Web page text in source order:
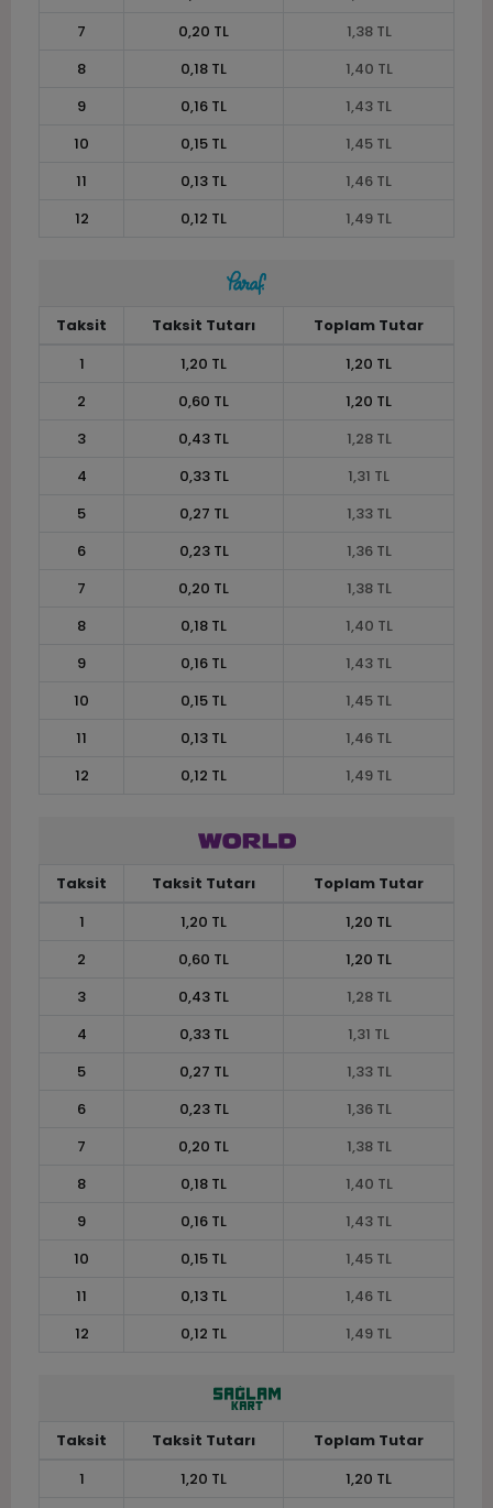
7
0,20 TL
1,38 TL
8
0,18 TL
1,40 TL
9
0,16 TL
1,43 TL
10
0,15 TL
1,45 TL
11
0,13 TL
1,46 TL
12
0,12 TL 1,49 TL
Taksit Taksit Tutarı
Toplam Tutar
1
1,20 TL
1,20 TL
2
0,60 TL
1,20 TL
3
0,43 TL
1,28 TL
4
0,33 TL
1,31 TL
5
0,27 TL
1,33 TL
6
0,23 TL
1,36 TL
7
0,20 TL
1,38 TL
8
0,18 TL
1,40 TL
9
0,16 TL
1,43 TL
10
0,15 TL
1,45 TL
11
0,13 TL
1,46 TL
12
0,12 TL 1,49 TL
Taksit Taksit Tutarı
Toplam Tutar
1
1,20 TL
1,20 TL
2
0,60 TL
1,20 TL
3
0,43 TL
1,28 TL
4
0,33 TL
1,31 TL
5
0,27 TL
1,33 TL
6
0,23 TL
1,36 TL
7
0,20 TL
1,38 TL
8
0,18 TL
1,40 TL
9
0,16 TL
1,43 TL
10
0,15 TL
1,45 TL
11
0,13 TL
1,46 TL
12
0,12 TL 1,49 TL
Taksit Taksit Tutarı
Toplam Tutar
1
1,20 TL
1,20 TL